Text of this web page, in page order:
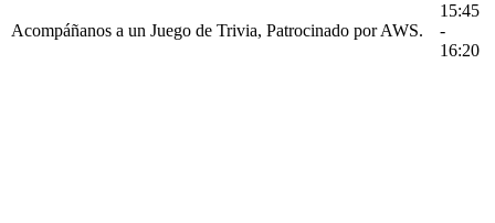
Acompáñanos a un Juego de Trivia, Patrocinado por AWS.
15:45
-
16:20